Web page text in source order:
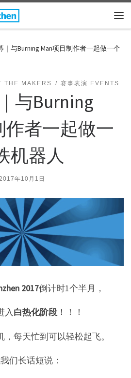
｜与Burning Man项目制作者一起做一个
THE MAKERS 赛事表演 EVENTS
与Burning
作者一起做一
机器人
年10月1日
2017倒计时1个半月，
入白热化阶段 ！！！
每天忙到可以轻松起飞。
们长话短说：